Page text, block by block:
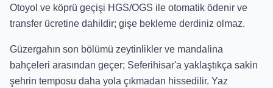
Otoyol ve köprü geçişi HGS/OGS ile otomatik ödenir ve
transfer ücretine dahildir; gişe bekleme derdiniz olmaz.
Güzergahın son bölümü zeytinlikler ve mandalina
bahçeleri arasından geçer; Seferihisar'a yaklaştıkça sakin
şehrin temposu daha yola çıkmadan hissedilir. Yaz